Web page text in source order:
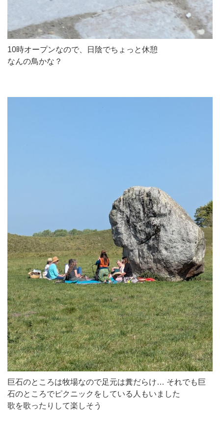
10時オープンなので、日陰でちょっと休憩
なんの鳥かな？
巨石のところは牧場なので足元は糞だらけ… それでも巨
石のところでピクニックをしている人もいました
歌を歌ったりして楽しそう